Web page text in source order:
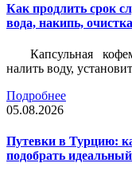
Как продлить срок
вода, накипь,
Капсульная
налить воду,
Подробнее
05.08.2026
Путевки в Турцию:
подобрать